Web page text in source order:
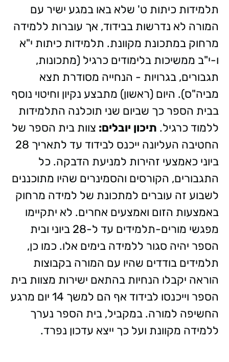
תלמידות כיתות ט' שלא באו במגע ישיר עם
המורה לא נדרשות בבידוד, אך עוברות ללמידה
מרחוק במתכונת מקוונת. תלמידות כיתות י"א
ו-י"ב ממשיכות בלימודים כרגיל (מתכונות,
תגבורים, בגרויות - הנחייה מסודרת תצא
מביה"ס). היום (ראשון) מתבצע נקיון וחיטוי נוסף
בבית הספר כך שביום שני תוכלנה התלמידות
ללמוד כרגיל. תיכון יובלים: צוות בית הספר של
החטיבה העליונה ייכנס לבידוד עד לתאריך 28
ביוני כאמצעי זהירות למניעת הדבקה. כל
התגבורים, הקורסים והסמינרים שהיו מתוכננים
לשבוע זה עוברים למתכונת של למידה מרחוק
באמצעות הזום ואמצעים אחרים. לא יתקיימו
מפגשי מורים-תלמידים עד ל-28 ביוני ובית
הספר יהיה סגור ללמידה בימים אלו. כמו כן,
תלמידים בודדים שהיו עם המורה בקבוצות
הוראה יקבלו הנחיות בהתאם ישירות מצוות בית
הספר וייכנסו לבידוד אף הם למשך 14 יום מרגע
החשיפה למורה. במקביל, בית הספר נערך
ללמידה מקוונת ועל כך ייצא עדכון נפרד.